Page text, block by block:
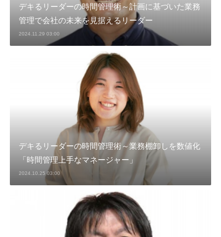
デキるリーダーの時間管理術～計画に基づいた業務
管理で会社の未来を見据えるリーダー
2024.11.29 03:00
デキるリーダーの時間管理術～業務棚卸しを数値化
「時間管理上手なマネージャー」
2024.10.25 03:00